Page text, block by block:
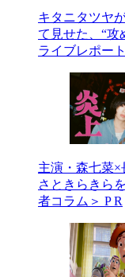
キタニタツヤ
て見せた、“攻
ライブレポー
主演・森七菜
さときらきら
者コラム＞ P R